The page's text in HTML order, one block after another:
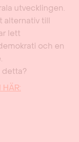
utvecklingen.
alternativ till
lett
och en
detta?